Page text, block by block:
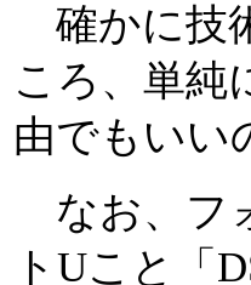
確かに技
ころ、単純
由でもい
なお、フ
トUこと「